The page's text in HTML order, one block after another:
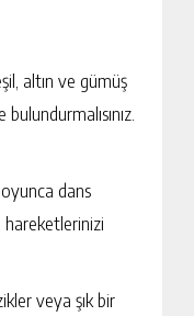
altın ve gümüş
dans
hareketlerinizi
veya şık bir